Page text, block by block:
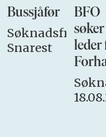
Bussjåfør
Søknadsfrist:
Snarest
BFO
søker
leder